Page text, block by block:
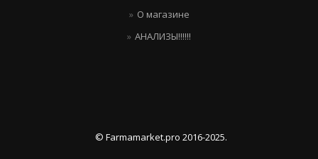
О магазине
АНАЛИЗЫ!!!!!!
© Farmamarket.pro 2016-2025.